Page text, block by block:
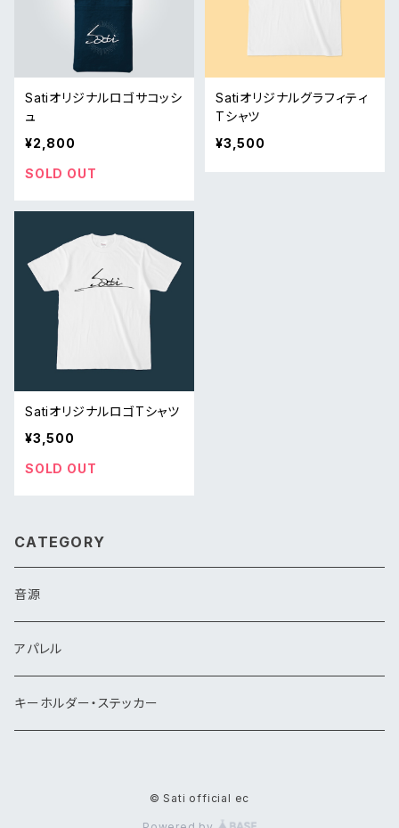
Satiオリジナルロゴサコッシ
ュ
¥2,800
SOLD OUT
Satiオリジナルグラフィティ
Tシャツ
¥3,500
SatiオリジナルロゴTシャツ
¥3,500
SOLD OUT
CATEGORY
音源
アパレル
キーホルダー・ステッカー
© Sati official ec